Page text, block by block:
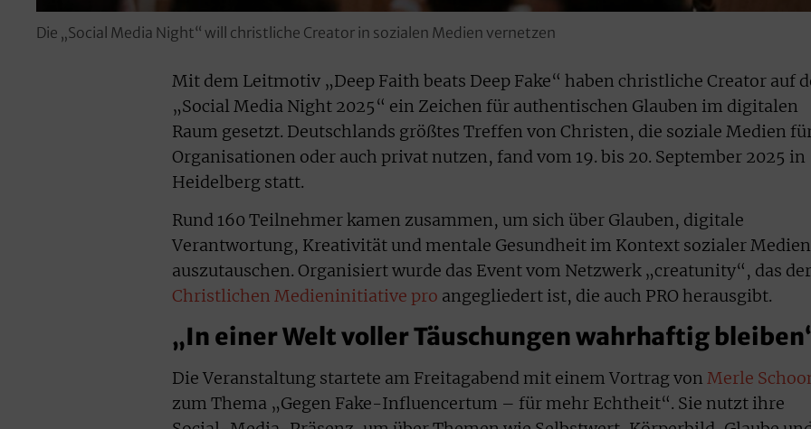
Die „Social Media Night“ will christliche Creator in sozialen Medien vernetzen
Mit dem Leitmotiv „Deep Faith beats Deep Fake“ haben christliche Creator auf
„Social Media Night 2025“ ein Zeichen für authentischen Glauben im digitalen
Raum gesetzt. Deutschlands größtes Treffen von Christen, die soziale Medien
Organisationen oder auch privat nutzen, fand vom 19. bis 20. September 2025 in
Heidelberg statt.
Rund 160 Teilnehmer kamen zusammen, um sich über Glauben, digitale
Verantwortung, Kreativität und mentale Gesundheit im Kontext sozialer Medien
auszutauschen. Organisiert wurde das Event vom Netzwerk „creatunity“, das der
Christlichen Medieninitiative pro angegliedert ist, die auch PRO herausgibt.
„In einer Welt voller Täuschungen wahrhaftig
Die Veranstaltung startete am Freitagabend mit einem Vortrag von Merle
zum Thema „Gegen Fake-Influencertum – für mehr Echtheit“. Sie nutzt ihre